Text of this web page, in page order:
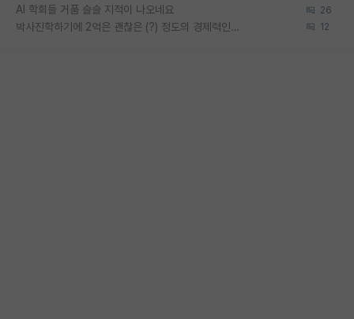
AI 학회들 거품 슬슬 지적이 나오네요 26
박사진학하기에 2억은 괜찮은 (?) 정도의 경제력인가요 12